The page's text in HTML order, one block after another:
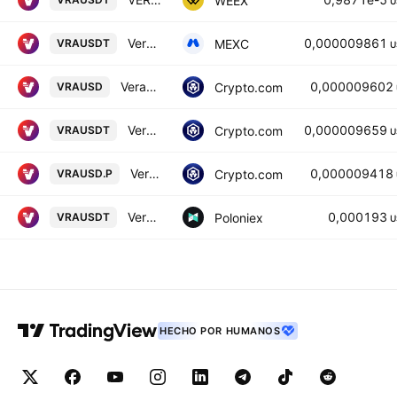
VRAUSDT Verasity / USDT MEXC 0,000009861
VRAUSD Verasity / USD Crypto.com 0,000009602
VRAUSDT Verasity / Tether Crypto.com 0,000009659
VRAUSD.P Verasity USD Perpetual Crypto.com 0,000009418
VRAUSDT Verasity / Tether USD Poloniex 0,000193
HECHO POR HUMANOS